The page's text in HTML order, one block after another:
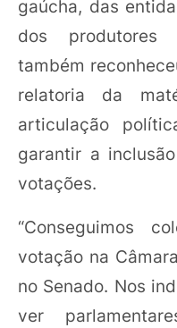
gaúcha, das
dos produtores
também
relatoria da
articulação
garantir a
votações.
“Conseguimos
votação na
no Senado. Nos
ver